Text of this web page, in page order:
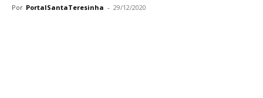
Por PortalSantaTeresinha - 29/12/2020